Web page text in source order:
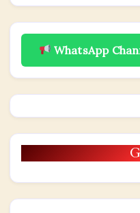
WhatsApp